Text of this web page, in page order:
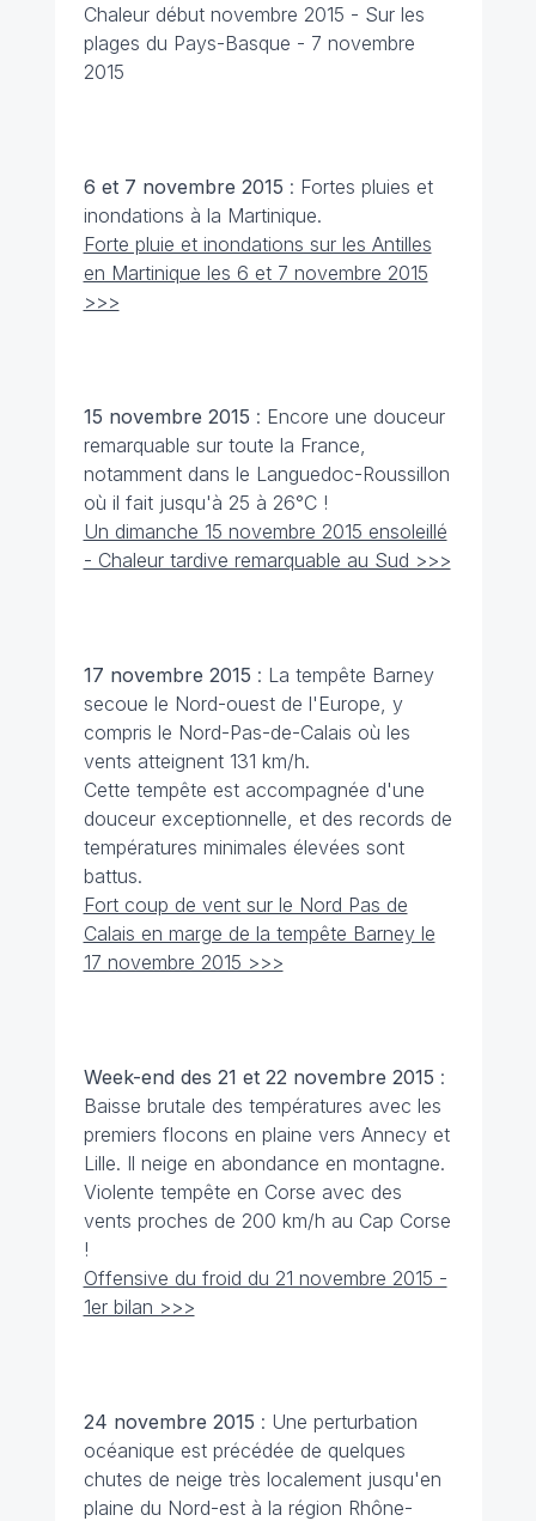
Chaleur début novembre 2015 - Sur les
plages du Pays-Basque - 7 novembre
2015
6 et 7 novembre 2015 : Fortes pluies et
inondations à la Martinique.
Forte pluie et inondations sur les Antilles
en Martinique les 6 et 7 novembre 2015
>>>
15 novembre 2015 : Encore une douceur
remarquable sur toute la France,
notamment dans le Languedoc-Roussillon
où il fait jusqu'à 25 à 26°C !
Un dimanche 15 novembre 2015 ensoleillé
- Chaleur tardive remarquable au Sud >>>
17 novembre 2015 : La tempête Barney
secoue le Nord-ouest de l'Europe, y
compris le Nord-Pas-de-Calais où les
vents atteignent 131 km/h.
Cette tempête est accompagnée d'une
douceur exceptionnelle, et des records de
températures minimales élevées sont
battus.
Fort coup de vent sur le Nord Pas de
Calais en marge de la tempête Barney le
17 novembre 2015 >>>
Week-end des 21 et 22 novembre 2015 :
Baisse brutale des températures avec les
premiers flocons en plaine vers Annecy et
Lille. Il neige en abondance en montagne.
Violente tempête en Corse avec des
vents proches de 200 km/h au Cap Corse
!
Offensive du froid du 21 novembre 2015 -
1er bilan >>>
24 novembre 2015 : Une perturbation
océanique est précédée de quelques
chutes de neige très localement jusqu'en
plaine du Nord-est à la région Rhône-